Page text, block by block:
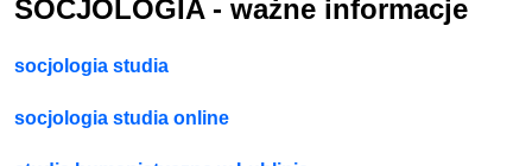
SOCJOLOGIA - ważne informacje
socjologia studia
socjologia studia online